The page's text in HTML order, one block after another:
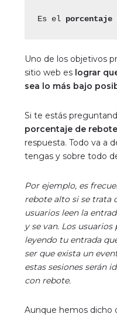
Es el porcentaje
Uno de los objetivos
sitio web es lograr
sea lo más bajo
Si te estás
porcentaje de rebote
respuesta. Todo va a
tengas y sobre todo
Por ejemplo, es
rebote alto si se trata
usuarios leen la
y se van. Los
leyendo tu entrada
ser que exista un
estas sesiones serán
con rebote.
Aunque hemos dicho